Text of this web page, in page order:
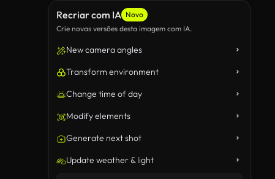
Recriar com IA Novo
Crie novas versões desta imagem com IA.
New camera angles
Transform environment
Change time of day
Modify elements
Generate next shot
Update weather & light